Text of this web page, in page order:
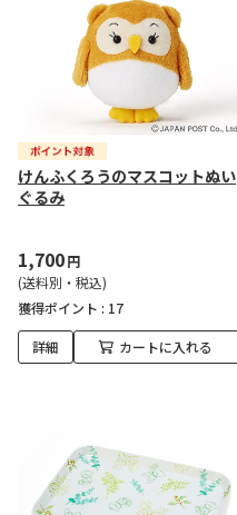
けんふくろうのマスコットぬい
ぐるみ
1,700円
(送料別・税込)
獲得ポイント : 17
詳細 カートに入れる